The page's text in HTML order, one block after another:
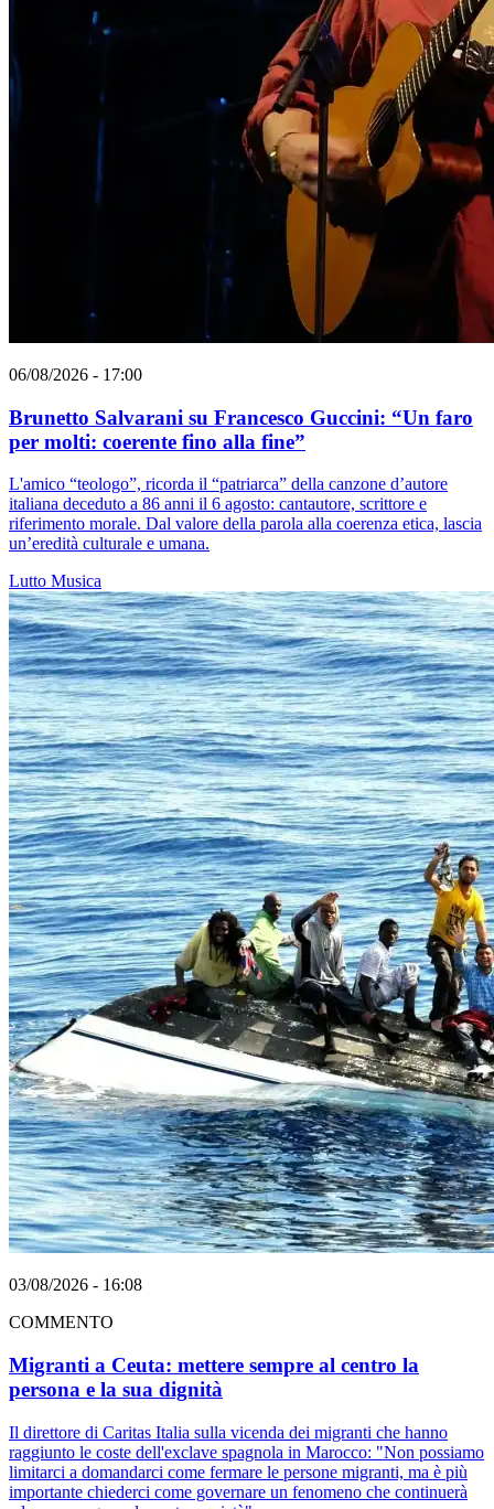
06/08/2026 - 17:00
Brunetto Salvarani su Francesco Guccini: “Un faro
per molti: coerente fino alla fine”
L'amico “teologo”, ricorda il “patriarca” della canzone d’autore
italiana deceduto a 86 anni il 6 agosto: cantautore, scrittore e
riferimento morale. Dal valore della parola alla coerenza etica, lascia
un’eredità culturale e umana.
Lutto Musica
03/08/2026 - 16:08
COMMENTO
Migranti a Ceuta: mettere sempre al centro la
persona e la sua dignità
Il direttore di Caritas Italia sulla vicenda dei migranti che hanno
raggiunto le coste dell'exclave spagnola in Marocco: "Non possiamo
limitarci a domandarci come fermare le persone migranti, ma è più
importante chiederci come governare un fenomeno che continuerà